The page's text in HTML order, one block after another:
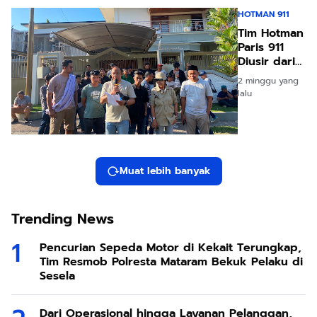
LAZ
HOTMAN 911
Tim Hotman
Paris 911
Diusir dari
NTB,
Dianggap
2 minggu yang
lalu
Muat lebih banyak
Trending News
Pencurian Sepeda Motor di Kekait Terungkap,
Tim Resmob Polresta Mataram Bekuk Pelaku di
Sesela